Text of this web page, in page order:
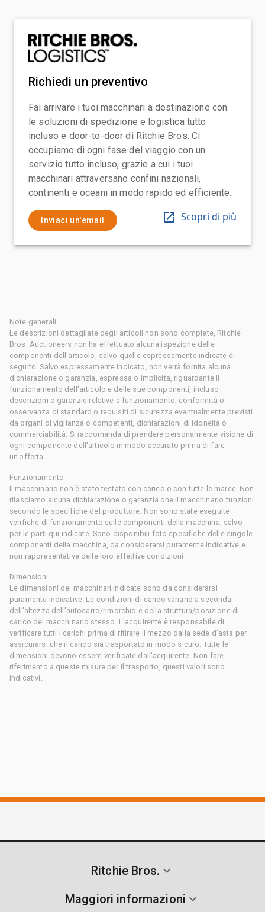
Richiedi un preventivo
Fai arrivare i tuoi macchinari a destinazione con
le soluzioni di spedizione e logistica tutto
incluso e door-to-door di Ritchie Bros. Ci
occupiamo di ogni fase del viaggio con un
servizio tutto incluso, grazie a cui i tuoi
macchinari attraversano confini nazionali,
continenti e oceani in modo rapido ed efficiente.
Inviaci un'email Scopri di più
Note generali
Le descrizioni dettagliate degli articoli non sono complete, Ritchie
Bros. Auctioneers non ha effettuato alcuna ispezione delle
componenti dell'articolo, salvo quelle espressamente indicate di
seguito. Salvo espressamente indicato, non verrà fornita alcuna
dichiarazione o garanzia, espressa o implicita, riguardante il
funzionamento dell'articolo e delle sue componenti, incluso
descrizioni o garanzie relative a funzionamento, conformità o
osservanza di standard o requisiti di sicurezza eventualmente previsti
da organi di vigilanza o competenti, dichiarazioni di idoneità o
commerciabilità. Si raccomanda di prendere personalmente visione di
ogni componente dell'articolo in modo accurato prima di fare
un'offerta.
Funzionamento
Il macchinario non è stato testato con carico o con tutte le marce. Non
rilasciamo alcuna dichiarazione o garanzia che il macchinario funzioni
secondo le specifiche del produttore. Non sono state eseguite
verifiche di funzionamento sulle componenti della macchina, salvo
per le parti qui indicate. Sono disponibili foto specifiche delle singole
componenti della macchina, da considerarsi puramente indicative e
non rappresentative delle loro effettive condizioni.
Dimensioni
Le dimensioni dei macchinari indicate sono da considerarsi
puramente indicative. Le condizioni di carico variano a seconda
dell'altezza dell'autocarro/rimorchio e della struttura/posizione di
carico del macchinario stesso. L'acquirente è responsabile di
verificare tutti i carichi prima di ritirare il mezzo dalla sede d'asta per
assicurarsi che il carico sia trasportato in modo sicuro. Tutte le
dimensioni devono essere verificate dall'acquirente. Non fare
riferimento a queste misure per il trasporto, questi valori sono
indicativi.
Ritchie Bros.
Maggiori informazioni